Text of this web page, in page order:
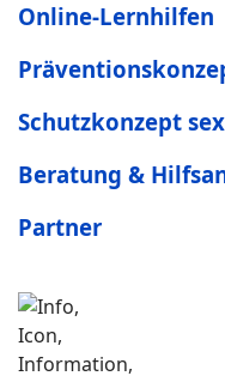
Online-Lernhilfen
Schutzkonzept
Beratung &
Partner